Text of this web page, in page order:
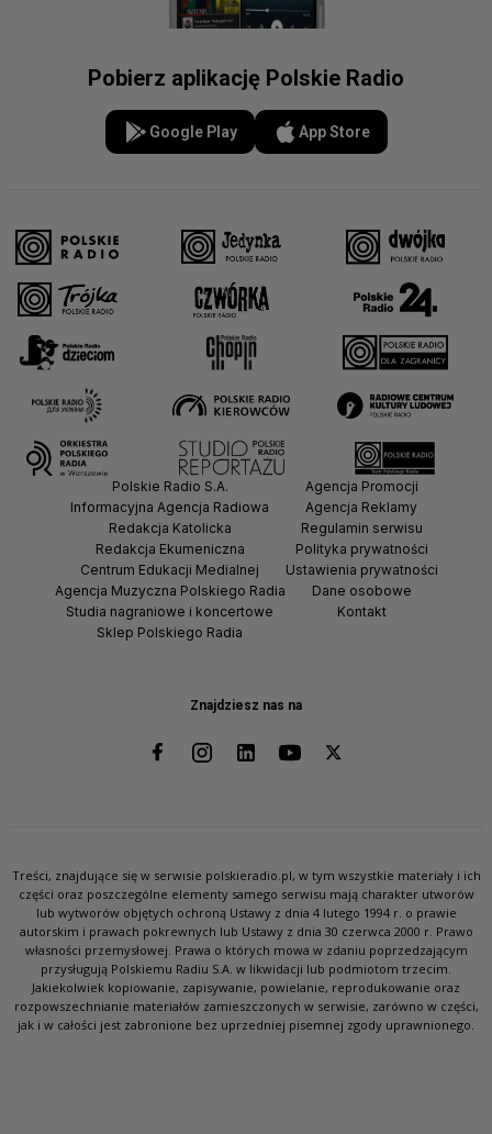
Pobierz aplikację Polskie Radio
Google Play App Store
Znajdziesz nas na
Polskie Radio S.A.
Informacyjna Agencja Radiowa
Redakcja Katolicka
Redakcja Ekumeniczna
Centrum Edukacji Medialnej
Agencja Muzyczna Polskiego Radia
Studia nagraniowe i koncertowe
Sklep Polskiego Radia
Agencja Promocji
Agencja Reklamy
Regulamin serwisu
Polityka prywatności
Ustawienia prywatności
Dane osobowe
Kontakt
Treści, znajdujące się w serwisie polskieradio.pl, w tym wszystkie materiały i ich
części oraz poszczególne elementy samego serwisu mają charakter utworów
lub wytworów objętych ochroną Ustawy z dnia 4 lutego 1994 r. o prawie
autorskim i prawach pokrewnych lub Ustawy z dnia 30 czerwca 2000 r. Prawo
własności przemysłowej. Prawa o których mowa w zdaniu poprzedzającym
przysługują Polskiemu Radiu S.A. w likwidacji lub podmiotom trzecim.
Jakiekolwiek kopiowanie, zapisywanie, powielanie, reprodukowanie oraz
rozpowszechnianie materiałów zamieszczonych w serwisie, zarówno w części,
jak i w całości jest zabronione bez uprzedniej pisemnej zgody uprawnionego.